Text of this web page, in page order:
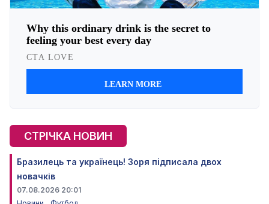
СТРІЧКА НОВИН
Бразилець та українець! Зоря підписала двох
новачків
07.08.2026 20:01